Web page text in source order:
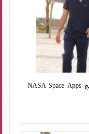
جامعة الابتكار تعلن عن عمل برنامج NASA Space Apps